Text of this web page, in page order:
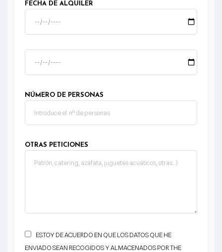
FECHA DE ALQUILER
NÚMERO DE PERSONAS
OTRAS PETICIONES
ESTOY DE ACUERDO EN QUE LOS DATOS QUE HE
ENVIADO SEAN RECOGIDOS Y ALMACENADOS POR THE